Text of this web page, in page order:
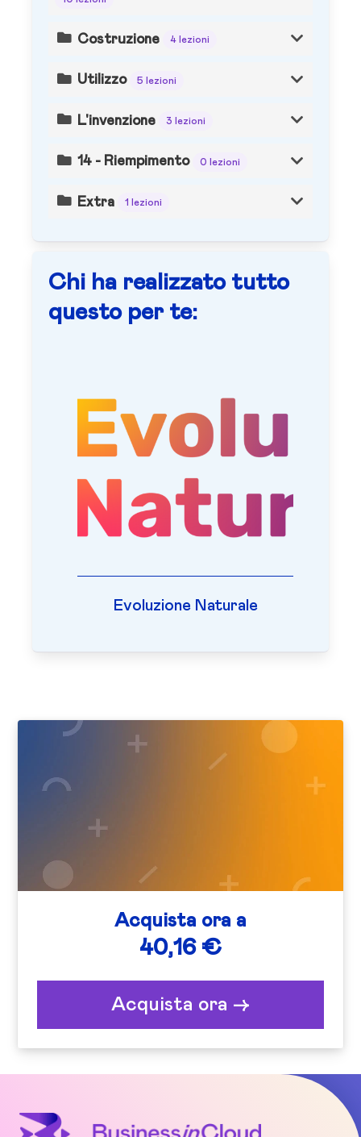
Costruzione 4 lezioni
Utilizzo 5 lezioni
L'invenzione 3 lezioni
14 - Riempimento 0 lezioni
Extra 1 lezioni
Chi ha realizzato tutto
questo per te:
Evoluzione Naturale
Acquista ora a
40,16 €
Acquista ora ->